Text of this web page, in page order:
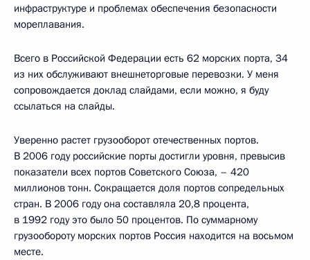
инфраструктуре и проблемах обеспечения безопасности
мореплавания.
Всего в Российской Федерации есть 62 морских порта, 34
из них обслуживают внешнеторговые перевозки. У меня
сопровождается доклад слайдами, если можно, я буду
ссылаться на слайды.
Уверенно растет грузооборот отечественных портов.
В 2006 году российские порты достигли уровня, превысив
показатели всех портов Советского Союза, – 420
миллионов тонн. Сокращается доля портов сопредельных
стран. В 2006 году она составляла 20,8 процента,
в 1992 году это было 50 процентов. По суммарному
грузообороту морских портов Россия находится на восьмом
месте.